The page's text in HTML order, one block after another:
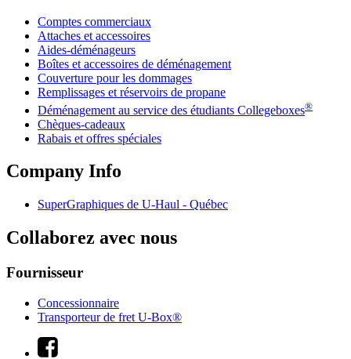
Comptes commerciaux
Attaches et accessoires
Aides-déménageurs
Boîtes et accessoires de déménagement
Couverture pour les dommages
Remplissages et réservoirs de propane
Déménagement au service des étudiants Collegeboxes®
Chèques-cadeaux
Rabais et offres spéciales
Company Info
SuperGraphiques de U-Haul - Québec
Collaborez avec nous
Fournisseur
Concessionnaire
Transporteur de fret U-Box®